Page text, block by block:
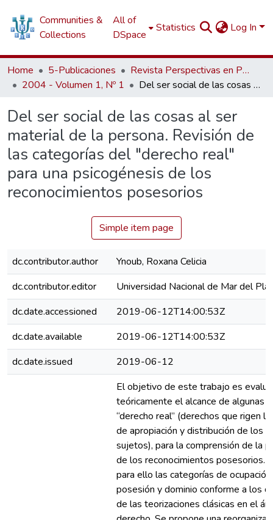
Communities &
Collections
All of
DSpace
Statistics Log In
Home 5-Publicaciones
Revista Perspectivas en Psicología
2004 - Volumen 1, Nº 1
Del ser social de las cosas al ser material de la persona. Revisión de las categorías del "derecho real" para una psicogénesis de los reconocimientos posesorios
Del ser social de las cosas al ser
material de la persona. Revisión de
las categorías del "derecho real"
para una psicogénesis de los
reconocimientos posesorios
Simple item page
dc.contributor.author
Ynoub, Roxana Celicia
dc.contributor.editor
Universidad Nacional de Mar del
dc.date.accessioned
2019-06-12T14:00:53Z
dc.date.available
2019-06-12T14:00:53Z
dc.date.issued
2019-06-12
El objetivo de este trabajo es
teóricamente el alcance de algunas
“derecho real” (derechos que rigen
de apropiación y distribución de los
sujetos), para la comprensión de la
de los reconocimientos posesorios.
para ello las categorías de
posesión y dominio conforme a los
de las teorizaciones clásicas en el